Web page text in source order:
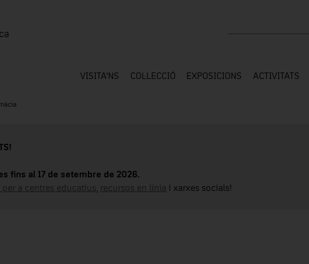
VISITA'NS COL·LECCIÓ EXPOSICIONS ACTIVITATS
fins al 17 de setembre de 2026.
a centres educatius recursos en línia i xarxes socials!